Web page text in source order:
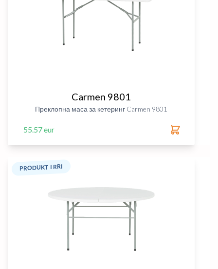
Carmen 9801
Преклопна маса за кетеринг Carmen 9801
55.57 eur
PRODUKT I RRI